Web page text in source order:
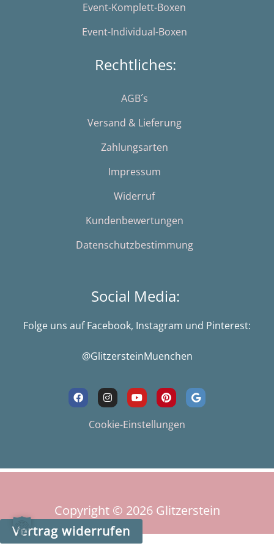
Event-Komplett-Boxen
Event-Individual-Boxen
Rechtliches:
AGB´s
Versand & Lieferung
Zahlungsarten
Impressum
Widerruf
Kundenbewertungen
Datenschutzbestimmung
Social Media:
Folge uns auf Facebook, Instagram und Pinterest:
@GlitzersteinMuenchen
F
a
c
I
n
s
t
a
m
Y
o
u
t
u
P
i
n
t
e
t
G
o
o
Cookie-Einstellungen
Copyright © 2026 Glitzerstein
Vertrag widerrufen